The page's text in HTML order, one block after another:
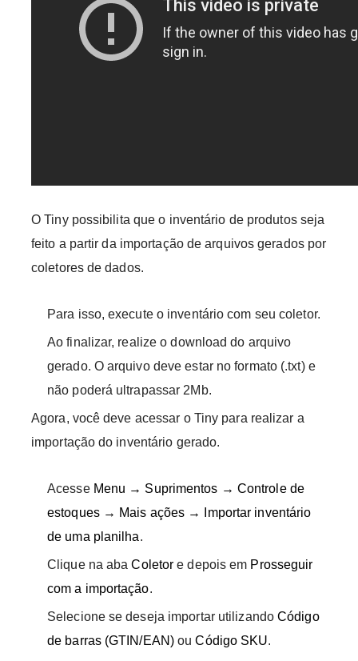
O Tiny possibilita que o inventário de produtos seja
feito a partir da importação de arquivos gerados por
coletores de dados.
Para isso, execute o inventário com seu coletor.
Ao finalizar, realize o download do arquivo
gerado. O arquivo deve estar no formato (.txt) e
não poderá ultrapassar 2Mb.
Agora, você deve acessar o Tiny para realizar a
importação do inventário gerado.
AcesseMenu → Suprimentos → Controle de
estoques → Mais ações → Importar inventário
de uma planilha.
Clique na aba Coletor e depois em Prosseguir
com a importação.
Selecione se deseja importar utilizandoCódigo
de barras (GTIN/EAN) ou Código SKU.